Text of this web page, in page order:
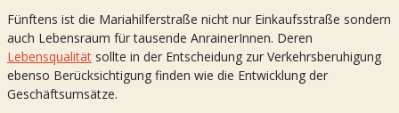
Fünftens ist die Mariahilferstraße nicht nur Einkaufsstraße sondern
auch Lebensraum für tausende AnrainerInnen. Deren
Lebensqualität sollte in der Entscheidung zur Verkehrsberuhigung
ebenso Berücksichtigung finden wie die Entwicklung der
Geschäftsumsätze.